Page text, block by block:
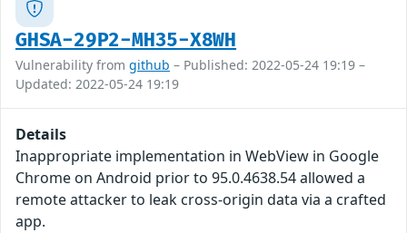
GHSA-29P2-MH35-X8WH
Vulnerability from github – Published: 2022-05-24 19:19 –
Updated: 2022-05-24 19:19
Details
Inappropriate implementation in WebView in Google
Chrome on Android prior to 95.0.4638.54 allowed a
remote attacker to leak cross-origin data via a crafted
app.